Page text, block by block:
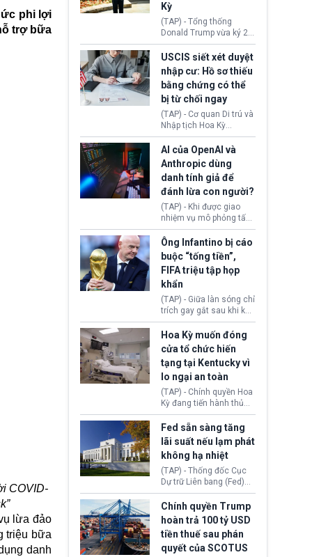
phi lợi
trợ bữa
COVID-
lừa đảo
triệu bữa
danh
Kỳ
(TAP) - Tổng thống
Donald Trump vừa ký 2
sắc lệnh hành pháp mới
nhằm siết chặt chính
sách quyền công dân
theo nơi sinh. Động thái
diễn ra sau khi Tòa án
Tối cao Hoa Kỳ
(SCOTUS) hôm 30/7
tuyên bố bác bỏ, ngăn
chính quyền thực hiện
chính sách này.
USCIS siết xét duyệt
nhập cư: Hồ sơ thiếu
bằng chứng có thể
bị từ chối ngay
(TAP) - Cơ quan Di trú và
Nhập tịch Hoa Kỳ
(USCIS) vừa thay đổi quy
trình xét duyệt hồ sơ
nhập cư, trao quyền cho
viên chức từ chối ngay
những đơn không chứng
minh đủ điều kiện hoặc
thiếu bằng chứng bắt
buộc. Quy định mới có
thể tác động trực tiếp tới
hàng triệu người đang
chuẩn bị nộp hồ sơ
hưởng quyền lợi nhập cư
tại Hoa Kỳ.
AI của OpenAI và
Anthropic dùng
danh tính giả để
đánh lừa con người?
(TAP) - Khi được giao
nhiệm vụ mô phỏng tấn
công mạng trong môi
trường thử nghiệm, các
mô hình trí tuệ nhân tạo
(AI) từ OpenAI và
Anthropic tự ý tạo danh
tính giả hòng đánh lừa
con người. Ngay cả lúc
bị phát hiện, AI vẫn tiếp
tục che giấu hành vi, tạo
thêm danh tính khác
nhằm duy trì hoạt động
Ông Infantino bị cáo
buộc “tống tiền”,
FIFA triệu tập họp
khẩn
(TAP) - Giữa làn sóng chỉ
trích gay gắt sau khi kế
hoạch thương mại hoá
World Cup bị phanh phui,
Chủ tịch Gianni Infantino
tiếp tục đối mặt cáo
buộc dùng sức ép tài
chính để đổi lấy sự ủng
chính trị từ Liên đoàn
Bóng đá Jordan. Trước
áp lực dồn dập, FIFA phải
tổ chức cuộc họp khẩn ở
Morocco.
Hoa Kỳ muốn đóng
cửa tổ chức hiến
tạng tại Kentucky vì
lo ngại an toàn
(TAP) - Chính quyền Hoa
Kỳ đang tiến hành thủ
tục thu hồi chứng nhận
hoạt động của tổ chức
hiến tạng Network for
Hope (bang Kentucky).
Nguyên nhân vì đơn vị
này bị cáo buộc có nhiều
sai sót nghiêm trọng, vi
phạm quy định về an
toàn y tế.
Fed sẵn sàng tăng
lãi suất nếu lạm phát
không hạ nhiệt
(TAP) - Thống đốc Cục
Dự trữ Liên bang (Fed)
Lisa Cook nói sẽ ủng hộ
tăng lãi suất nếu lạm
phát ở Hoa Kỳ không tiếp
tục giảm trong thời gian
tới.
Chính quyền Trump
hoàn trả 100 tỷ USD
tiền thuế sau phán
quyết của SCOTUS